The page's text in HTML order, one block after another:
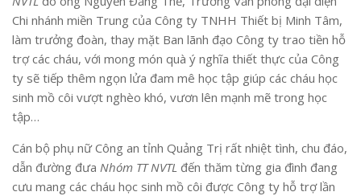
Chi nhánh miền Trung của Công ty TNHH Thiết bị Minh Tâm,
làm trưởng đoàn, thay mặt Ban lãnh đạo Công ty trao tiền hỗ
trợ các cháu, với mong món quà ý nghĩa thiết thực của Công
ty sẽ tiếp thêm ngọn lửa đam mê học tập giúp các cháu học
sinh mồ côi vượt nghèo khó, vươn lên mạnh mẽ trong học
tập…
Cán bộ phụ nữ Công an tỉnh Quảng Trị rất nhiệt tình, chu đáo,
dẫn đường đưa Nhóm TT NVTL đến thăm từng gia đình đang
cưu mang các cháu học sinh mồ côi được Công ty hỗ trợ lần